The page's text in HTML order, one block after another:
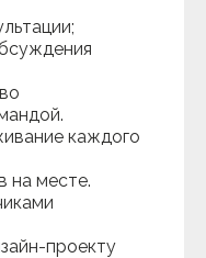
каждого
на месте.
проекту